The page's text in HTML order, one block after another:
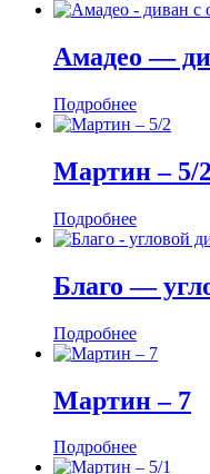
Амадео —
Подробнее
Мартин ‒ 5/2
Подробнее
Благо —
Подробнее
Мартин ‒ 7
Подробнее